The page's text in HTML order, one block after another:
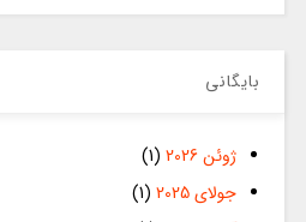
بایگانی
ژوئن 2026
(1)
جولای 2025
(1)